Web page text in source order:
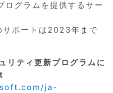
ログラムを提供するサー
ポートは2023年まで
ティ更新プログラムに
ja-